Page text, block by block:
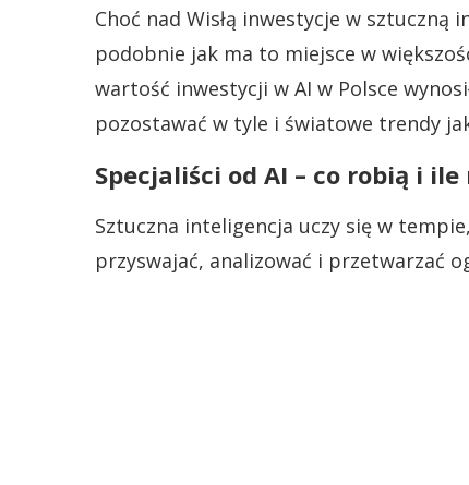
Choć nad Wisłą inwestycje w sztuczną
podobnie jak ma to miejsce w
wartość inwestycji w AI w Polsce
pozostawać w tyle i światowe trendy
Specjaliści od AI – co robią i
Sztuczna inteligencja uczy się w
przyswajać, analizować i przetwarzać